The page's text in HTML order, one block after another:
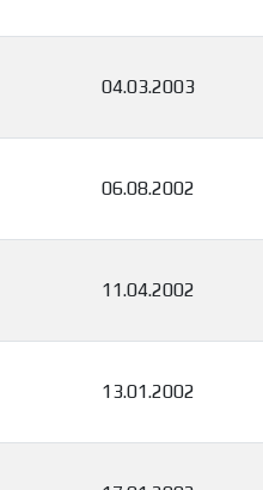
04.03.2003
06.08.2002
11.04.2002
13.01.2002